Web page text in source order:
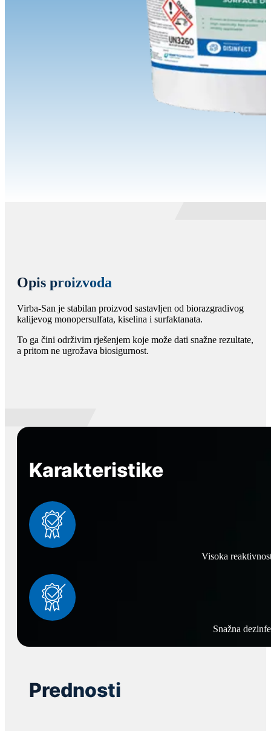
Opis proizvoda
Virba-San je stabilan proizvod sastavljen od biorazgradivog
kalijevog monopersulfata, kiselina i surfaktanata.
To ga čini održivim rješenjem koje može dati snažne rezultate,
a pritom ne ugrožava biosigurnost.
Karakteristike
Visoka
Snažna
Prednosti